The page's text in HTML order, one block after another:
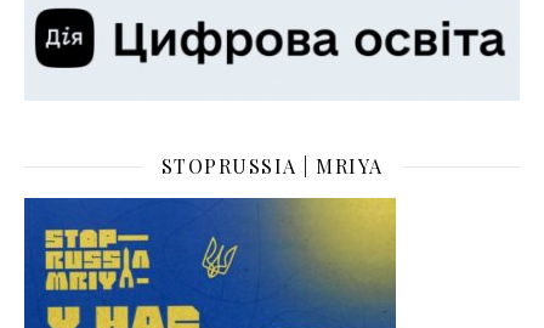
STOPRUSSIA | MRIYA